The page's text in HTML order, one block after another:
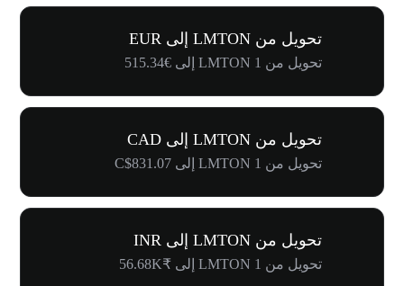
تحويل من LMTON إلى EUR
تحويل من 1 LMTON إلى €515.34
تحويل من LMTON إلى CAD
تحويل من 1 LMTON إلى C$831.07
تحويل من LMTON إلى INR
تحويل من 1 LMTON إلى ₹56.68K